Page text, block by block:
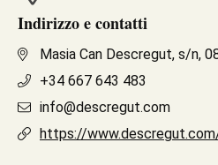
Indirizzo e contatti
Masia Can Descregut, s/n,
+34 667 643 483
info@descregut.com
https://